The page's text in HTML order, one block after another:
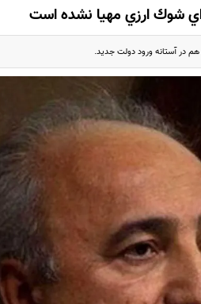
شوك ارزي مهيا نشده است
در آستانه ورود دولت جديد.